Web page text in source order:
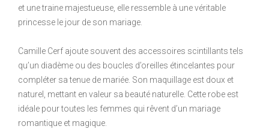
et une traine majestueuse, elle ressemble à une véritable
princesse le jour de son mariage.
Camille Cerf ajoute souvent des accessoires scintillants tels
qu’un diadème ou des boucles d’oreilles étincelantes pour
compléter sa tenue de mariée. Son maquillage est doux et
naturel, mettant en valeur sa beauté naturelle. Cette robe est
idéale pour toutes les femmes qui rêvent d’un mariage
romantique et magique.